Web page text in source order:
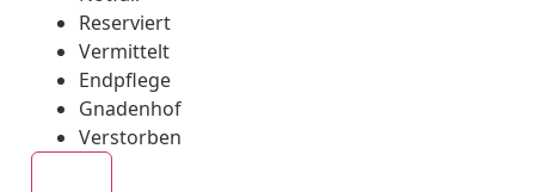
Reserviert
Vermittelt
Endpflege
Gnadenhof
Verstorben